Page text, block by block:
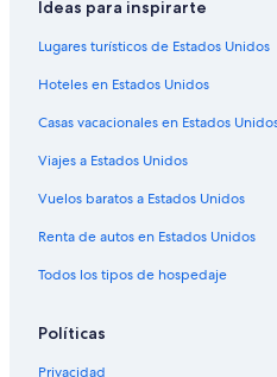
Hoteles con alberca en Claytons
Hoteles 3 estrellas en Melbourne
Casas de campo en Melbourne
Casas de ciudad en Melbourne
Casas de huéspedes en
Casas vacacionales en Melbourne
Casas flotantes en Melbourne
Casas rurales en Melbourne Beach
Apartamentos en Melbourne
Ideas para inspirarte
Lugares turísticos de Estados Unidos
Hoteles en Estados Unidos
Casas vacacionales en Estados
Viajes a Estados Unidos
Vuelos baratos a Estados Unidos
Renta de autos en Estados Unidos
Todos los tipos de hospedaje
Políticas
Privacidad